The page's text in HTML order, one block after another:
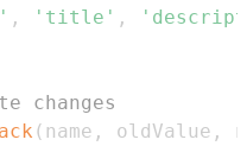
, 'title' ,
changes
( name , oldValue ,